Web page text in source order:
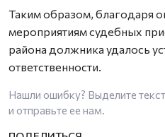
Таким образом, благодаря
мероприятиям судебных
района должника удалось
ответственности.
Нашли ошибку? Выделите
и отправьте ее нам.